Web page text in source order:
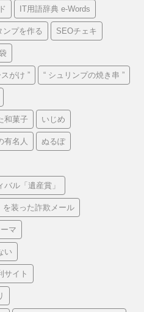
IT用語辞典 e-Words
ンプを作る SEOチェキ
がけ ” “ シュリンプの焼き串 ”
和菓子 いじめ
有名人 ぬるぽ
ル「遺産賞」
を装った詐欺メール
マ
い
サイト